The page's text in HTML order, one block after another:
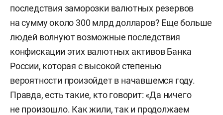
последствия заморозки валютных резервов
на сумму около 300 млрд долларов? Еще больше
людей волнуют возможные последствия
конфискации этих валютных активов Банка
России, которая с высокой степенью
вероятности произойдет в начавшемся году.
Правда, есть такие, кто говорит: «Да ничего
не произошло. Как жили, так и продолжаем